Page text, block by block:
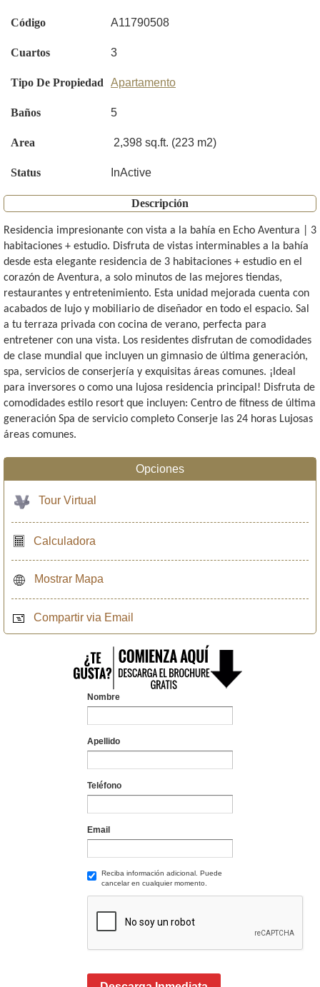
Código A11790508
Cuartos 3
Tipo De Propiedad Apartamento
Baños 5
Area 2,398 sq.ft. (223 m2)
Status InActive
Descripción
Residencia impresionante con vista a la bahía en Echo Aventura | 3
habitaciones + estudio. Disfruta de vistas interminables a la bahía
desde esta elegante residencia de 3 habitaciones + estudio en el
corazón de Aventura, a solo minutos de las mejores tiendas,
restaurantes y entretenimiento. Esta unidad mejorada cuenta con
acabados de lujo y mobiliario de diseñador en todo el espacio. Sal
a tu terraza privada con cocina de verano, perfecta para
entretener con una vista. Los residentes disfrutan de comodidades
de clase mundial que incluyen un gimnasio de última generación,
spa, servicios de conserjería y exquisitas áreas comunes. ¡Ideal
para inversores o como una lujosa residencia principal! Disfruta de
comodidades estilo resort que incluyen: Centro de fitness de última
generación Spa de servicio completo Conserje las 24 horas Lujosas
áreas comunes.
Opciones
Tour Virtual
Calculadora
Mostrar Mapa
Compartir via Email
Nombre
Apellido
Teléfono
Email
Reciba información adicional. Puede
cancelar en cualquier momento.